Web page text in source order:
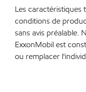
Les caractéristiques
conditions de
sans avis préalable.
ExxonMobil est
ou remplacer